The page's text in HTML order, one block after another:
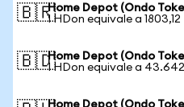
🇧🇷Home Depot (Ondo
1 HDon equivale a 1803,12
🇧🇩Home Depot (Ondo
1 HDon equivale a
Home Depot (Ondo